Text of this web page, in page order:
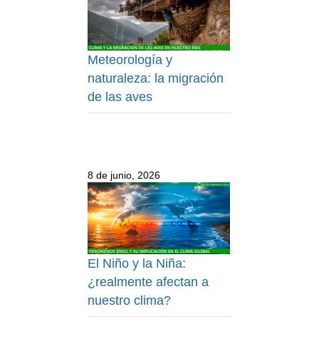
Meteorología y
naturaleza: la migración
de las aves
8 de junio, 2026
El Niño y la Niña:
¿realmente afectan a
nuestro clima?